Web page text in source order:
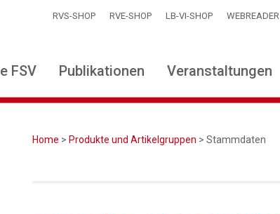
RVS-SHOP RVE-SHOP LB-VI-SHOP WEBREADER
FSV Publikationen Veranstaltungen
Home > Produkte und Artikelgruppen > Stammdaten